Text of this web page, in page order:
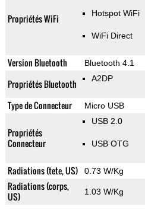
Propriétés WiFi Hotspot WiFi
WiFi Direct
Version Bluetooth Bluetooth 4.1
Propriétés Bluetooth A2DP
Type de Connecteur Micro USB
Propriétés
Connecteur
USB 2.0
USB OTG
Radiations (tete, US) 0.73 W/Kg
Radiations (corps,
US)
1.03 W/Kg